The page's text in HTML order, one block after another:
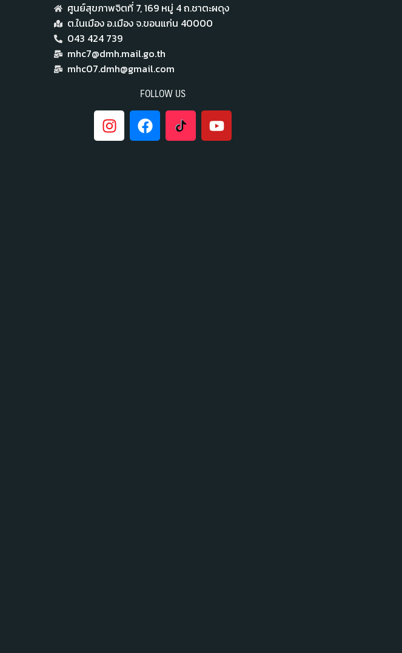
ศูนย์สุขภาพจิตที่ 7,​ 169 หมู่ 4 ถ.ชาตะผดุง
ต.ในเมือง อ.เมือง จ.ขอนแก่น 40000
043 424 739
mhc7@dmh.mail.go.th
mhc07.dmh@gmail.com
FOLLOW US